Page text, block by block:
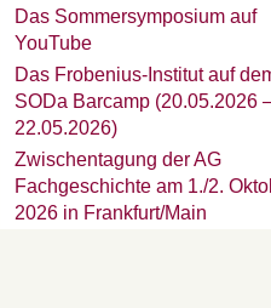
Das Sommersymposium auf
YouTube
Das Frobenius-Institut auf
SODa Barcamp (20.05.2026
22.05.2026)
Zwischentagung der AG
Fachgeschichte am 1./2.
2026 in Frankfurt/Main